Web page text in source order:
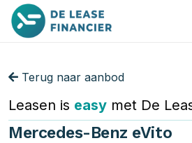
Terug naar aanbod
Leasen is easy met De
Mercedes-Benz eVito